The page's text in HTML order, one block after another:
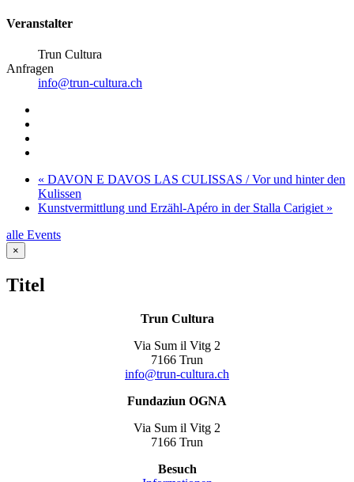
Veranstalter
Trun Cultura
Anfragen
info@trun-cultura.ch
« DAVON E DAVOS LAS CULISSAS / Vor und hinter den
Kulissen
Kunstvermittlung und Erzähl-Apéro in der Stalla Carigiet »
alle Events
Close
product
view
×
Titel
Trun Cultura
Via Sum il Vitg 2
7166 Trun
info@trun-cultura.ch
Fundaziun OGNA
Via Sum il Vitg 2
7166 Trun
Besuch